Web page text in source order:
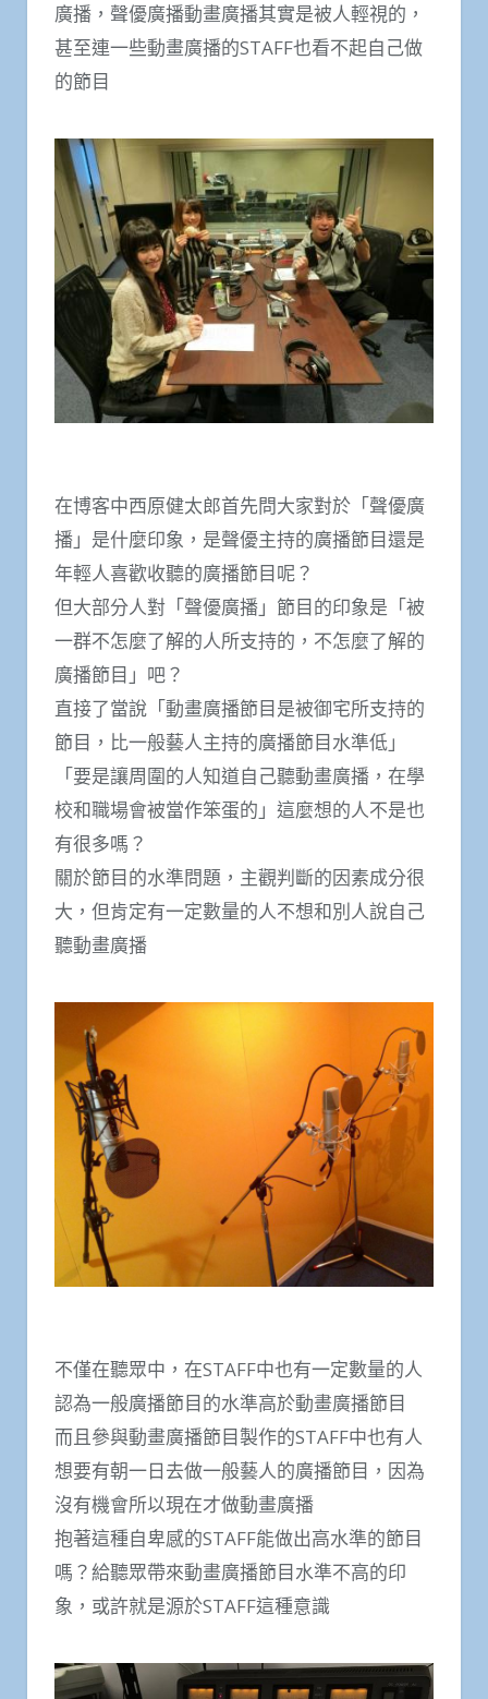
廣播，聲優廣播動畫廣播其實是被人輕視的，
甚至連一些動畫廣播的STAFF也看不起自己做
的節目
在博客中西原健太郎首先問大家對於「聲優廣
播」是什麼印象，是聲優主持的廣播節目還是
年輕人喜歡收聽的廣播節目呢？
但大部分人對「聲優廣播」節目的印象是「被
一群不怎麼了解的人所支持的，不怎麼了解的
廣播節目」吧？
直接了當說「動畫廣播節目是被御宅所支持的
節目，比一般藝人主持的廣播節目水準低」
「要是讓周圍的人知道自己聽動畫廣播，在學
校和職場會被當作笨蛋的」這麼想的人不是也
有很多嗎？
關於節目的水準問題，主觀判斷的因素成分很
大，但肯定有一定數量的人不想和別人說自己
聽動畫廣播
不僅在聽眾中，在STAFF中也有一定數量的人
認為一般廣播節目的水準高於動畫廣播節目
而且參與動畫廣播節目製作的STAFF中也有人
想要有朝一日去做一般藝人的廣播節目，因為
沒有機會所以現在才做動畫廣播
抱著這種自卑感的STAFF能做出高水準的節目
嗎？給聽眾帶來動畫廣播節目水準不高的印
象，或許就是源於STAFF這種意識